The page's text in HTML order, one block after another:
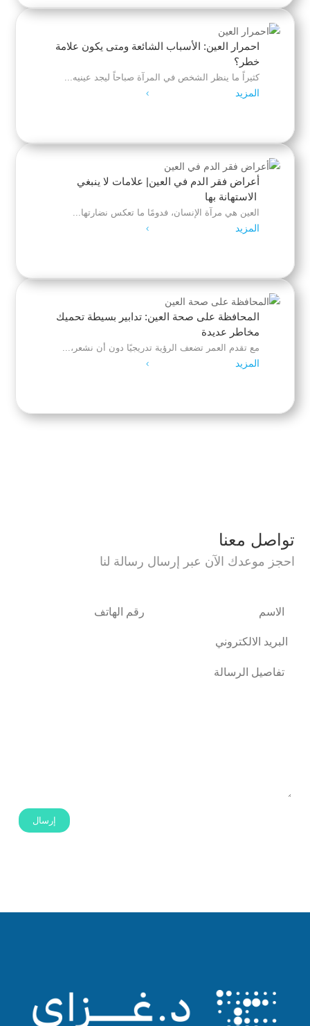
احمرار العين: الأسباب الشائعة ومتى يكون علامة
خطر؟
كثيراً ما ينظر الشخص في المرآة صباحاً ليجد عينيه...
المزيد 4
أعراض فقر الدم في العين| علامات لا ينبغي
العين هي مرآة الإنسان، فدومًا ما تعكس نضارتها...
المزيد 4
المحافظة على صحة العين: تدابير بسيطة تحميك
مخاطر عديدة
مع تقدم العمر تضعف الرؤية تدريجيًا دون أن نشعر،...
المزيد 4
تواصل معنا
احجز موعدك الآن عبر إرسال رسالة لنا